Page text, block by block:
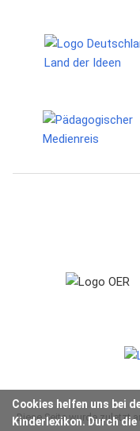
Cookies helfen uns bei
Kinderlexikon. Durch
Diese Seite wurde zuletzt